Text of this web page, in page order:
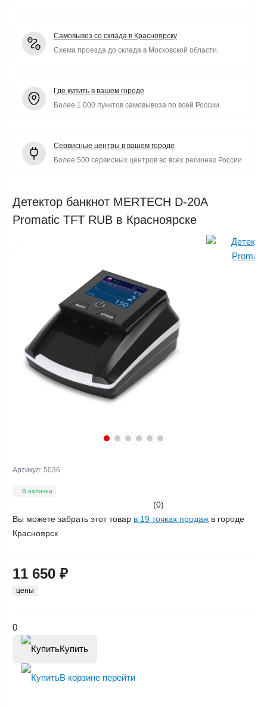
Самовывоз со склада в Красноярску
Схема проезда до склада в Московской области.
Где купить в вашем городе
Более 1 000 пунктов самовывоза по всей России.
Сервисные центры в вашем городе
Более 500 сервисных центров во всех регионах России
Детектор банкнот MERTECH D-20A
Promatic TFT RUB в Красноярске
Артикул: 5036
В наличии
(0)
Вы можете забрать этот товар в 19 точках продаж в городе
Красноярск
11 650 ₽
цены
0
Купить
В корзине перейти